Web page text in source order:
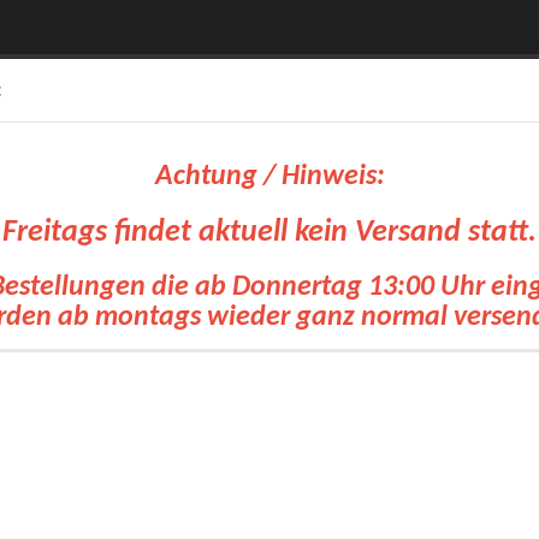
Achtung / Hinweis:
Freitags findet aktuell kein Versand statt.
die ab Donnertag 13:00 Uhr
ab montags wieder ganz normal
Suche...
ORACAL® 7510